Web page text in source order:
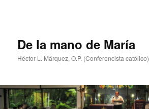
De la mano de María
Héctor L. Márquez, O.P. (Conferencista católico)